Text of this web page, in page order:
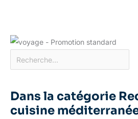
Dans la catégorie
cuisine